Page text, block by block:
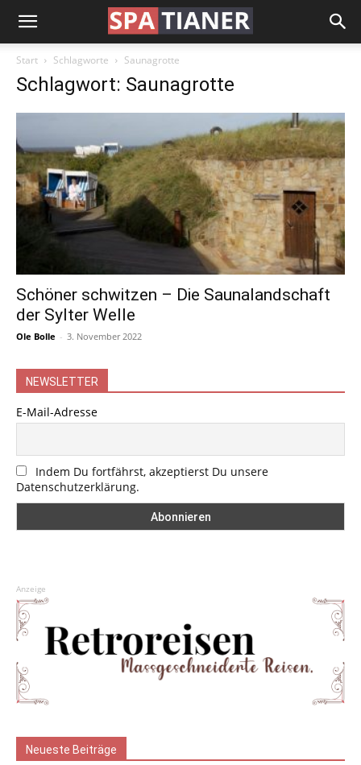
Start Schlagworte Saunagrotte
Schlagwort: Saunagrotte
Schöner schwitzen – Die Saunalandschaft
der Sylter Welle
Ole Bolle - 3. November 2022
NEWSLETTER
E-Mail-Adresse
Indem Du fortfährst, akzeptierst Du unsere
Datenschutzerklärung.
Anzeige
Neueste Beiträge